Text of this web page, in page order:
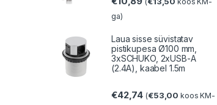
ga)
Laua sisse süvistatav
pistikupesa Ø100 mm,
3xSCHUKO, 2xUSB-A
(2.4A), kaabel 1.5m
€42,74 (€53,00 koos KM-